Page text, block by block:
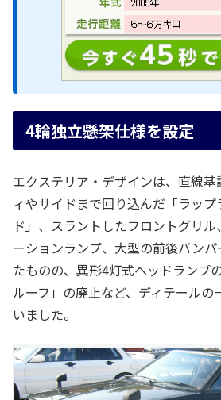
4輪独立懸架仕様を設定
エクステリア・デザインは、直線
ィやサイドまで回り込んだ「ラッ
ド」、スラントしたフロントグリ
ーションランプ、大型の前後バン
たものの、異形4灯式ヘッドランプ
ルーフ」の廃止など、ディテールの
いました。